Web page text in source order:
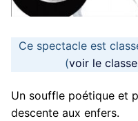
Ce spectacle est
(voir le
Un souffle poétique et
descente aux enfers.